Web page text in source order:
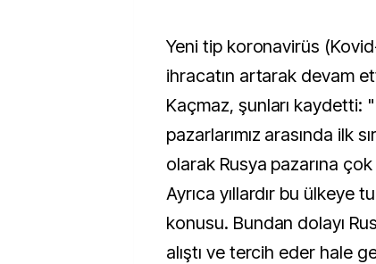
Yeni tip koronavirüs
ihracatın artarak devam
Kaçmaz, şunları kaydetti:
pazarlarımız arasında ilk
olarak Rusya pazarına
Ayrıca yıllardır bu ülkeye
konusu. Bundan dolayı
alıştı ve tercih eder hale